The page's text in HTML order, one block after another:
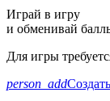
Играй в игру
и обменивай
Для игры
person_add